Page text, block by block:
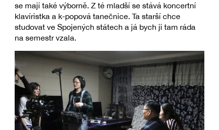
se mají také výborně. Z té mladší se stává koncertní
klavíristka a k-popová tanečnice. Ta starší chce
studovat ve Spojených státech a já bych ji tam ráda
na semestr vzala.